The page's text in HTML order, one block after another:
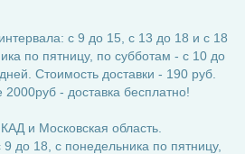
с 9 до 15, с 13 до 18 и с 18
по пятницу, по субботам - с 10 до
Стоимость доставки - 190 руб.
- доставка бесплатно!
и Московская область.
до 18, с понедельника по пятницу,